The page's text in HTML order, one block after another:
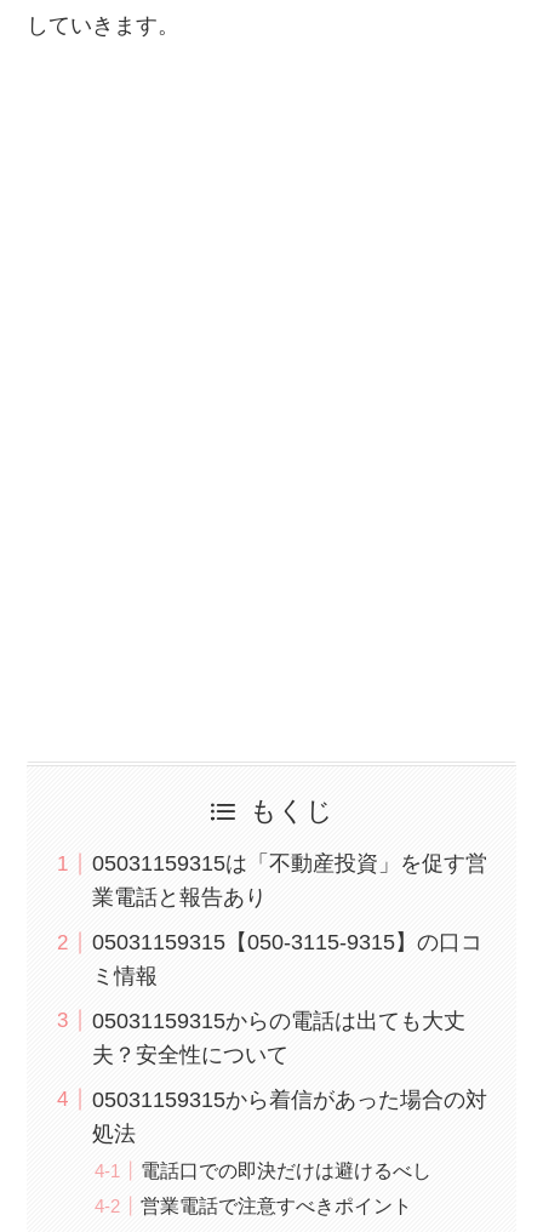
していきます。
もくじ
05031159315は「不動産投資」を促す営
業電話と報告あり
05031159315【050-3115-9315】の口コ
ミ情報
05031159315からの電話は出ても大丈
夫？安全性について
05031159315から着信があった場合の対
処法
電話口での即決だけは避けるべし
営業電話で注意すべきポイント